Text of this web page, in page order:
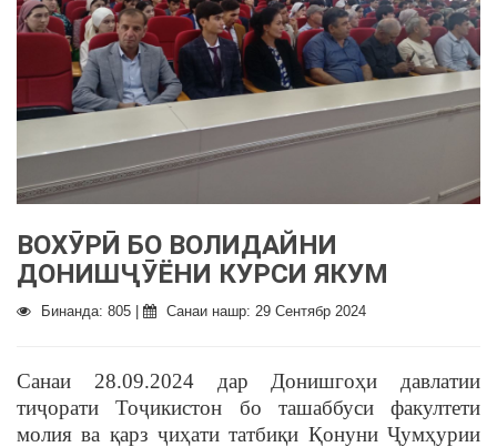
ВОХӮРӢ БО ВОЛИДАЙНИ
ДОНИШҶӮЁНИ КУРСИ ЯКУМ
Бинанда: 805 | Санаи нашр: 29 Сентябр 2024
Санаи 28.09.2024 дар Донишгоҳи давлатии
тиҷорати Тоҷикистон бо ташаббуси факултети
молия ва қарз ҷиҳати татбиқи Қонуни Ҷумҳурии